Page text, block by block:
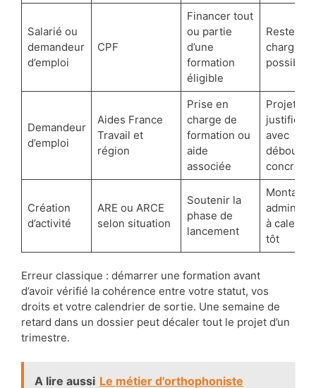
Salarié ou
demandeur
d’emploi
CPF
Financer tout
ou partie
d’une
formation
éligible
Reste à
charge
possible
Demandeur
d’emploi
Aides France
Travail et
région
Prise en
charge de
formation ou
aide
associée
Projet à
justifier
avec
débouché
concret
Création
d’activité
ARE ou ARCE
selon situation
Soutenir la
phase de
lancement
Montage
à caler
tôt
Erreur classique : démarrer une formation avant
d’avoir vérifié la cohérence entre votre statut, vos
droits et votre calendrier de sortie. Une semaine de
retard dans un dossier peut décaler tout le projet d’un
trimestre.
A lire aussi Le métier d'orthophoniste